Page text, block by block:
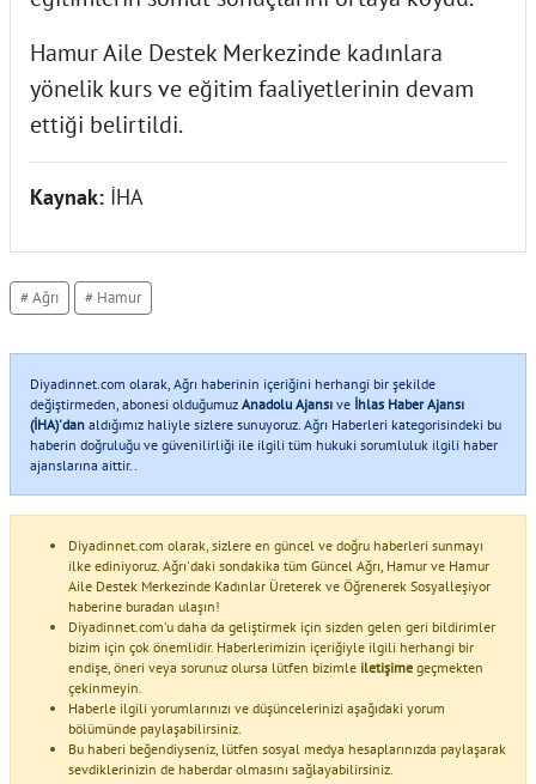
Hamur Aile Destek Merkezinde kadınlara
yönelik kurs ve eğitim faaliyetlerinin devam
ettiği belirtildi.
Kaynak: İHA
# Ağrı # Hamur
Diyadinnet.com olarak, Ağrı haberinin içeriğini herhangi bir şekilde
değiştirmeden, abonesi olduğumuz Anadolu Ajansı ve İhlas Haber Ajansı
(İHA)'dan aldığımız haliyle sizlere sunuyoruz. Ağrı Haberleri kategorisindeki bu
haberin doğruluğu ve güvenilirliği ile ilgili tüm hukuki sorumluluk ilgili haber
ajanslarına aittir..
Diyadinnet.com olarak, sizlere en güncel ve doğru haberleri sunmayı
ilke ediniyoruz. Ağrı'daki sondakika tüm Güncel Ağrı, Hamur ve Hamur
Aile Destek Merkezinde Kadınlar Üreterek ve Öğrenerek Sosyalleşiyor
haberine buradan ulaşın!
Diyadinnet.com'u daha da geliştirmek için sizden gelen geri bildirimler
bizim için çok önemlidir. Haberlerimizin içeriğiyle ilgili herhangi bir
endişe, öneri veya sorunuz olursa lütfen bizimle iletişime geçmekten
çekinmeyin.
Haberle ilgili yorumlarınızı ve düşüncelerinizi aşağıdaki yorum
bölümünde paylaşabilirsiniz.
Bu haberi beğendiyseniz, lütfen sosyal medya hesaplarınızda paylaşarak
sevdiklerinizin de haberdar olmasını sağlayabilirsiniz.